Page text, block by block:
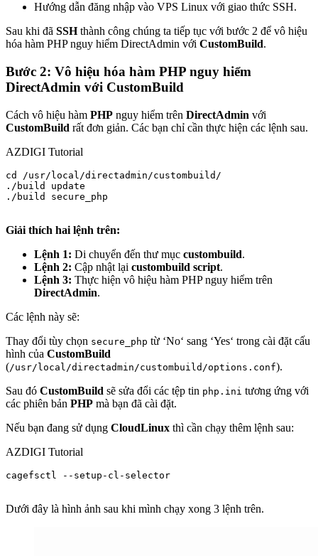
Hướng dẫn đăng nhập vào VPS Linux với giao thức SSH.
Sau khi đã SSHthành công chúng ta tiếp tục với bước 2 để vô hiệu
hóa hàm PHP nguy hiểm DirectAdmin với CustomBuild.
Bước 2: Vô hiệu hóa hàm PHP nguy hiểm
DirectAdmin với CustomBuild
Cách vô hiệu hàm PHP nguy hiểm trên DirectAdmin với
CustomBuild rất đơn giản. Các bạn chỉ cần thực hiện các lệnh sau.
AZDIGI Tutorial
cd /usr/local/directadmin/custombuild/
./build update
./build secure_php
Giải thích hai lệnh trên:
Lệnh 1: Di chuyển đến thư mục custombuild.
Lệnh 2: Cập nhật lại custombuild script.
Lệnh 3: Thực hiện vô hiệu hàm PHP nguy hiểm trên
DirectAdmin.
Các lệnh này sẽ:
Thay đổi tùy chọn secure_php từ ‘No‘ sang ‘Yes‘ trong cài đặt cấu
hình của CustomBuild
(/usr/local/directadmin/custombuild/options.conf).
Sau đó CustomBuild sẽ sửa đổi các tệp tin php.ini tương ứng với
các phiên bản PHP mà bạn đã cài đặt.
Nếu bạn đang sử dụng CloudLinux thì cần chạy thêm lệnh sau:
AZDIGI Tutorial
cagefsctl --setup-cl-selector
Dưới đây là hình ảnh sau khi mình chạy xong 3 lệnh trên.